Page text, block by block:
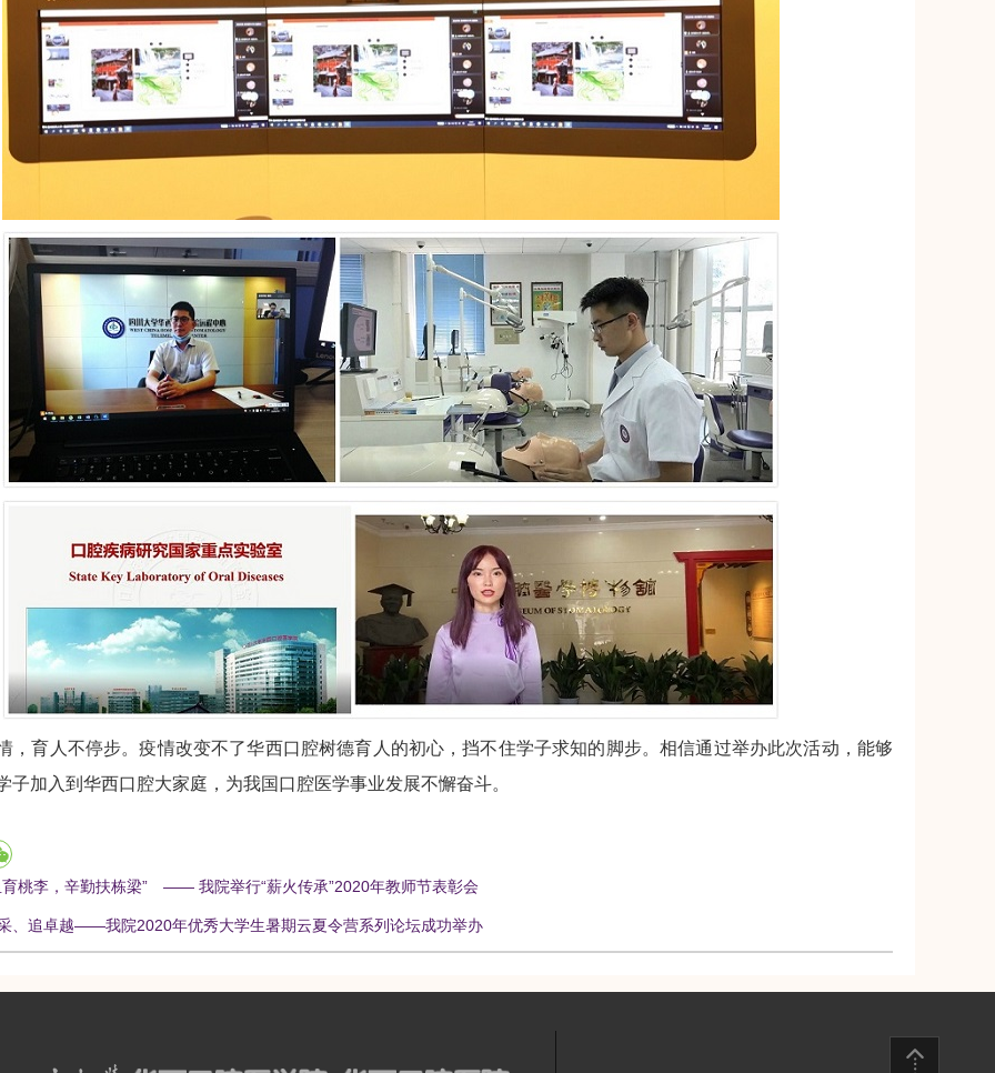
育人不停步。疫情改变不了华西口腔树德育人的初心，挡不住学子求知的脚步。相信通过举办此次活动，能够
子加入到华西口腔大家庭，为我国口腔医学事业发展不懈奋斗。
育桃李，辛勤扶栋梁” —— 我院举行“薪火传承”2020年教师节表彰会
、追卓越——我院2020年优秀大学生暑期云夏令营系列论坛成功举办